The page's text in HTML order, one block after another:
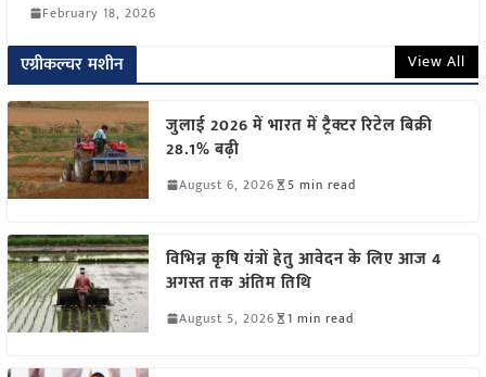
February 18, 2026
एग्रीकल्चर मशीन View All
जुलाई 2026 में भारत में ट्रैक्टर रिटेल बिक्री
28.1% बढ़ी
August 6, 2026 5 min read
विभिन्न कृषि यंत्रों हेतु आवेदन के लिए आज 4
अगस्त तक अंतिम तिथि
August 5, 2026 1 min read